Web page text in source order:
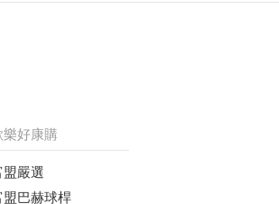
樂好康購
盟嚴選
盟巴赫球桿